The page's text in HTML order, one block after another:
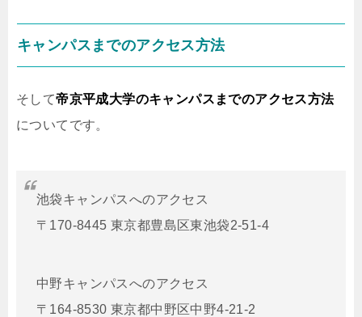
キャンパスまでのアクセス方法
そして帝京平成大学のキャンパスまでのアクセス方法
についてです。
池袋キャンパスへのアクセス
〒170-8445 東京都豊島区東池袋2-51-4
中野キャンパスへのアクセス
〒164-8530 東京都中野区中野4-21-2